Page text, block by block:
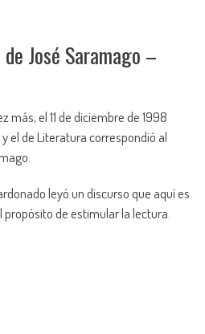
José Saramago –
más, el 11 de diciembre de 1998
el de Literatura correspondió al
leyó un discurso que aquí es
de estimular la lectura.